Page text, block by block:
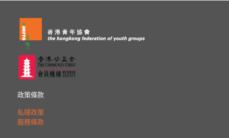
政策條款
私隱政策
服務條款